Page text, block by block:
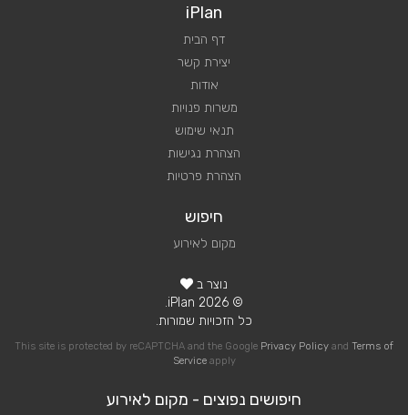
iPlan
דף הבית
יצירת קשר
אודות
משרות פנויות
תנאי שימוש
הצהרת נגישות
הצהרת פרטיות
חיפוש
מקום לאירוע
נוצר ב
© 2026 iPlan.
כל הזכויות שמורות.
This site is protected by reCAPTCHA and the Google Privacy Policy and Terms of
Serviceapply
חיפושים נפוצים - מקום לאירוע